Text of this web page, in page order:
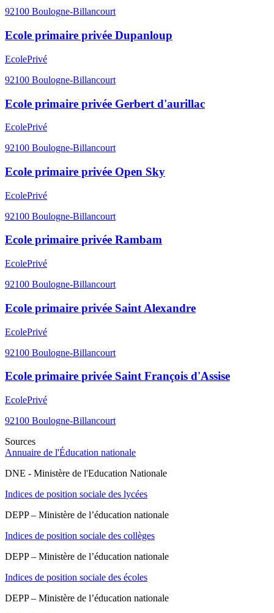
92100 Boulogne-Billancourt
Ecole primaire privée Dupanloup
EcolePrivé
92100 Boulogne-Billancourt
Ecole primaire privée Gerbert d'aurillac
EcolePrivé
92100 Boulogne-Billancourt
Ecole primaire privée Open Sky
EcolePrivé
92100 Boulogne-Billancourt
Ecole primaire privée Rambam
EcolePrivé
92100 Boulogne-Billancourt
Ecole primaire privée Saint Alexandre
EcolePrivé
92100 Boulogne-Billancourt
Ecole primaire privée Saint François d'Assise
EcolePrivé
92100 Boulogne-Billancourt
Sources
Annuaire de l'Éducation nationale
DNE - Ministère de l'Education Nationale
Indices de position sociale des lycées
DEPP – Ministère de l’éducation nationale
Indices de position sociale des collèges
DEPP – Ministère de l’éducation nationale
Indices de position sociale des écoles
DEPP – Ministère de l’éducation nationale